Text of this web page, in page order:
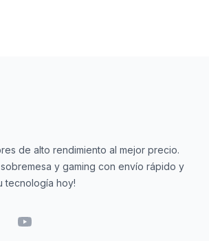
de alto rendimiento al mejor precio.
y gaming con envío rápido y
tecnología hoy!
YouTube